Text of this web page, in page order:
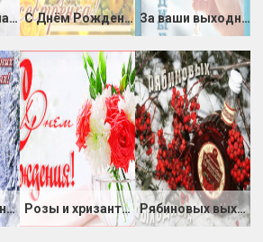
На старт, внимание, март! С Днём Рождения, Сестрёнка! За ваши выходные
Чудесных зимних выходных! Розы и хризантемы на день Рождения Рябиновых выходных